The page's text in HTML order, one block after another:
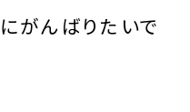
がんばりたいで